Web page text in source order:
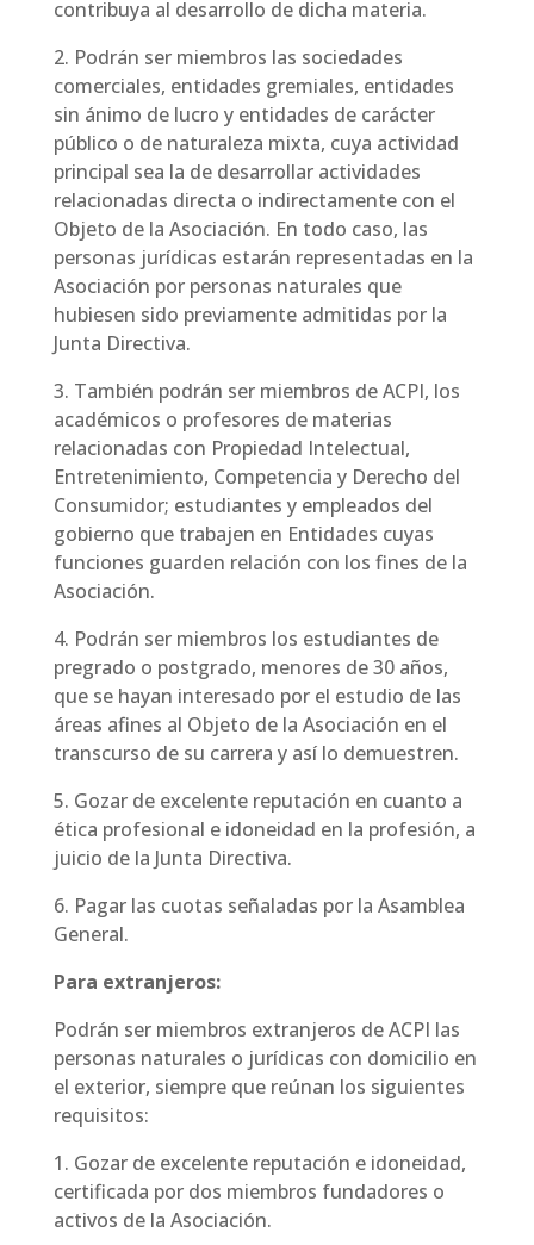
contribuya al desarrollo de dicha materia.
2. Podrán ser miembros las sociedades
comerciales, entidades gremiales, entidades
sin ánimo de lucro y entidades de carácter
público o de naturaleza mixta, cuya actividad
principal sea la de desarrollar actividades
relacionadas directa o indirectamente con el
Objeto de la Asociación. En todo caso, las
personas jurídicas estarán representadas en la
Asociación por personas naturales que
hubiesen sido previamente admitidas por la
Junta Directiva.
3. También podrán ser miembros de ACPI, los
académicos o profesores de materias
relacionadas con Propiedad Intelectual,
Entretenimiento, Competencia y Derecho del
Consumidor; estudiantes y empleados del
gobierno que trabajen en Entidades cuyas
funciones guarden relación con los fines de la
Asociación.
4. Podrán ser miembros los estudiantes de
pregrado o postgrado, menores de 30 años,
que se hayan interesado por el estudio de las
áreas afines al Objeto de la Asociación en el
transcurso de su carrera y así lo demuestren.
5. Gozar de excelente reputación en cuanto a
ética profesional e idoneidad en la profesión, a
juicio de la Junta Directiva.
6. Pagar las cuotas señaladas por la Asamblea
General.
Para extranjeros:
Podrán ser miembros extranjeros de ACPI las
personas naturales o jurídicas con domicilio en
el exterior, siempre que reúnan los siguientes
requisitos:
1. Gozar de excelente reputación e idoneidad,
certificada por dos miembros fundadores o
activos de la Asociación.